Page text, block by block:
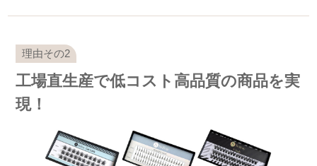
工場直生産で低コスト高品質の商品を実
現！